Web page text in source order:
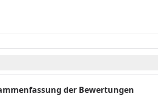
der Bewertungen